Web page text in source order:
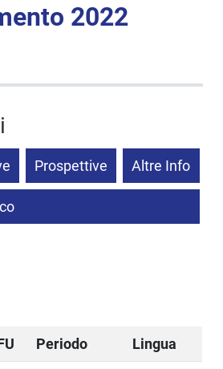
2022
Prospettive Altre Info
Periodo Lingua